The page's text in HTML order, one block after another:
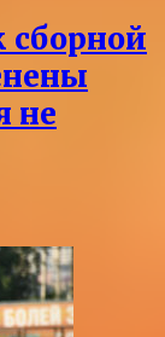
сборной
не